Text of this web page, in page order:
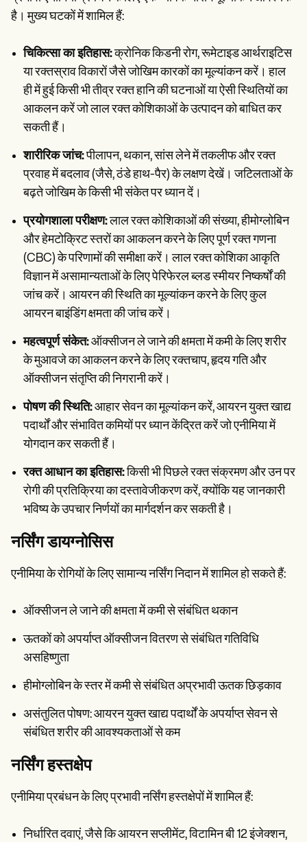
है। मुख्य घटकों में शामिल हैं:
चिकित्सा का इतिहास:क्रोनिक किडनी रोग, रूमेटाइड आर्थराइटिस
या रक्तस्राव विकारों जैसे जोखिम कारकों का मूल्यांकन करें। हाल
ही में हुई किसी भी तीव्र रक्त हानि की घटनाओं या ऐसी स्थितियों का
आकलन करें जो लाल रक्त कोशिकाओं के उत्पादन को बाधित कर
सकती हैं।
शारीरिक जांच:पीलापन, थकान, सांस लेने में तकलीफ और रक्त
प्रवाह में बदलाव (जैसे, ठंडे हाथ-पैर) के लक्षण देखें। जटिलताओं के
बढ़ते जोखिम के किसी भी संकेत पर ध्यान दें।
प्रयोगशाला परीक्षण:लाल रक्त कोशिकाओं की संख्या, हीमोग्लोबिन
और हेमटोक्रिट स्तरों का आकलन करने के लिए पूर्ण रक्त गणना
(CBC) के परिणामों की समीक्षा करें। लाल रक्त कोशिका आकृति
विज्ञान में असामान्यताओं के लिए पेरिफेरल ब्लड स्मीयर निष्कर्षों की
जांच करें। आयरन की स्थिति का मूल्यांकन करने के लिए कुल
आयरन बाइंडिंग क्षमता की जांच करें।
महत्वपूर्ण संकेत:ऑक्सीजन ले जाने की क्षमता में कमी के लिए शरीर
के मुआवजे का आकलन करने के लिए रक्तचाप, हृदय गति और
ऑक्सीजन संतृप्ति की निगरानी करें।
पोषण की स्थिति:आहार सेवन का मूल्यांकन करें, आयरन युक्त खाद्य
पदार्थों और संभावित कमियों पर ध्यान केंद्रित करें जो एनीमिया में
योगदान कर सकती हैं।
रक्त आधान का इतिहास:किसी भी पिछले रक्त संक्रमण और उन पर
रोगी की प्रतिक्रिया का दस्तावेजीकरण करें, क्योंकि यह जानकारी
भविष्य के उपचार निर्णयों का मार्गदर्शन कर सकती है।
नर्सिंग डायग्नोसिस
एनीमिया के रोगियों के लिए सामान्य नर्सिंग निदान में शामिल हो सकते हैं:
ऑक्सीजन ले जाने की क्षमता में कमी से संबंधित थकान
ऊतकों को अपर्याप्त ऑक्सीजन वितरण से संबंधित गतिविधि
असहिष्णुता
हीमोग्लोबिन के स्तर में कमी से संबंधित अप्रभावी ऊतक छिड़काव
असंतुलित पोषण: आयरन युक्त खाद्य पदार्थों के अपर्याप्त सेवन से
संबंधित शरीर की आवश्यकताओं से कम
नर्सिंग हस्तक्षेप
एनीमिया प्रबंधन के लिए प्रभावी नर्सिंग हस्तक्षेपों में शामिल हैं:
निर्धारित दवाएं, जैसे कि आयरन सप्लीमेंट, विटामिन बी 12 इंजेक्शन,